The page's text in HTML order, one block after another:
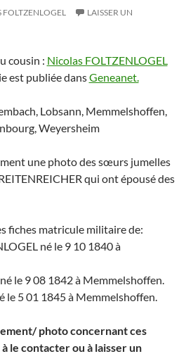
FOLTZENLOGEL
LAISSER UN
cousin : Nicolas FOLTZENLOGEL
est publiée dansGeneanet.
Lobsann, Memmelshoffen,
Weyersheim
une photo des sœurs jumelles
qui ont épousé des
fiches matricule militaire de:
né le 9 10 1840 à
le 9 08 1842 à Memmelshoffen.
le 5 01 1845 à Memmelshoffen.
photo concernant ces
le contacter ou à laisser un